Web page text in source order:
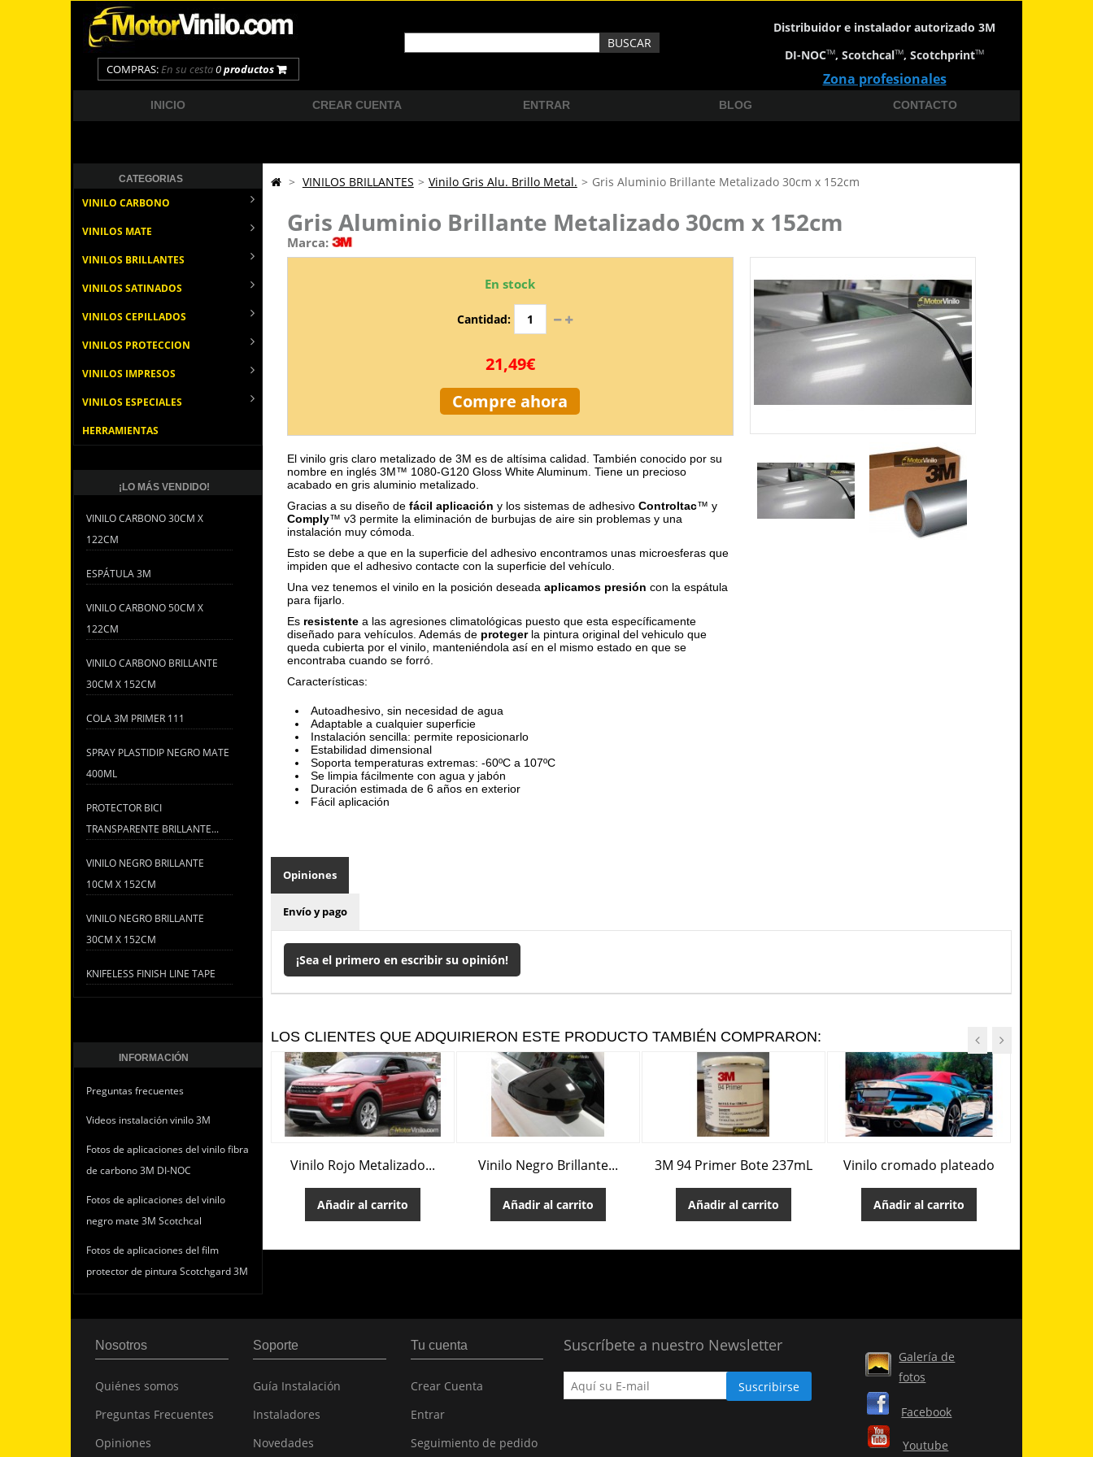
Distribuidor e instalador autorizado 3M
DI-NOCTM, ScotchcalTM, ScotchprintTM
Zona profesionales
COMPRAS:En su cesta0productos
INICIO CREAR CUENTA ENTRAR BLOG CONTACTO
CATEGORIAS
VINILO CARBONO
VINILOS MATE
VINILOS BRILLANTES
VINILOS SATINADOS
VINILOS CEPILLADOS
VINILOS PROTECCION
VINILOS IMPRESOS
VINILOS ESPECIALES
HERRAMIENTAS
¡LO MÁS VENDIDO!
VINILO CARBONO 30CM X
122CM
ESPÁTULA 3M
VINILO CARBONO 50CM X
122CM
VINILO CARBONO BRILLANTE
30CM X 152CM
COLA 3M PRIMER 111
SPRAY PLASTIDIP NEGRO MATE
400ML
PROTECTOR BICI
TRANSPARENTE BRILLANTE...
VINILO NEGRO BRILLANTE
10CM X 152CM
VINILO NEGRO BRILLANTE
30CM X 152CM
KNIFELESS FINISH LINE TAPE
INFORMACIÓN
Preguntas frecuentes
Videos instalación vinilo 3M
Fotos de aplicaciones del vinilo fibra
de carbono 3M DI-NOC
Fotos de aplicaciones del vinilo
negro mate 3M Scotchcal
Fotos de aplicaciones del film
protector de pintura Scotchgard 3M
> VINILOS BRILLANTES > Vinilo Gris Alu. Brillo Metal. > Gris Aluminio Brillante Metalizado 30cm x 152cm
Gris Aluminio Brillante Metalizado 30cm x 152cm
Marca:
En stock
Cantidad:
21,49€
Compre ahora
El vinilo gris claro metalizado de 3M es de altísima calidad. También conocido por su
nombre en inglés 3M™ 1080-G120 Gloss White Aluminum. Tiene un precioso
acabado en gris aluminio metalizado.
Gracias a su diseño de fácil aplicación y los sistemas de adhesivo Controltac™ y
Comply™ v3 permite la eliminación de burbujas de aire sin problemas y una
instalación muy cómoda.
Esto se debe a que en la superficie del adhesivo encontramos unas microesferas que
impiden que el adhesivo contacte con la superficie del vehículo.
Una vez tenemos el vinilo en la posición deseada aplicamos presión con la espátula
para fijarlo.
Es resistentea las agresiones climatológicas puesto que esta específicamente
diseñado para vehículos. Además de protegerla pintura original del vehiculo que
queda cubierta por el vinilo, manteniéndola así en el mismo estado en que se
encontraba cuando se forró.
Características:
Autoadhesivo, sin necesidad de agua
Adaptable a cualquier superficie
Instalación sencilla: permite reposicionarlo
Estabilidad dimensional
Soporta temperaturas extremas: -60ºC a 107ºC
Se limpia fácilmente con agua y jabón
Duración estimada de 6 años en exterior
Fácil aplicación
Opiniones
Envío y pago
¡Sea el primero en escribir su opinión!
LOS CLIENTES QUE ADQUIRIERON ESTE PRODUCTO TAMBIÉN COMPRARON:
Vinilo Rojo Metalizado...
Añadir al carrito
Vinilo Negro Brillante...
Añadir al carrito
3M 94 Primer Bote 237mL
Añadir al carrito
Vinilo cromado plateado
Añadir al carrito
Nosotros
Quiénes somos
Preguntas Frecuentes
Opiniones
Soporte
Guía Instalación
Instaladores
Novedades
Tu cuenta
Crear Cuenta
Entrar
Seguimiento de pedido
Suscríbete a nuestro Newsletter
Galería de
fotos
Facebook
Youtube